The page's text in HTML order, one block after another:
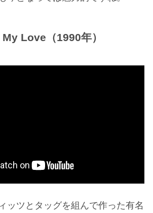
Love（1990年）
ッツとタッグを組んで作った有名